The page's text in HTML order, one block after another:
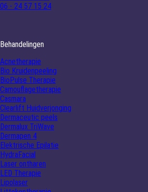
06 - 24 57 15 24
Behandelingen
Acnetherapie
Bio Kruidenpeeling
BioPulse Therapie
Camouflagetherapie
Casmara
Clearlift Huidverjonging
Dermaceutic peels
Dermalux TriWave
Dermapen 4
Elektrische Epilatie
HydraFacial
Laser ontharen
LED Therapie
Lipolaser